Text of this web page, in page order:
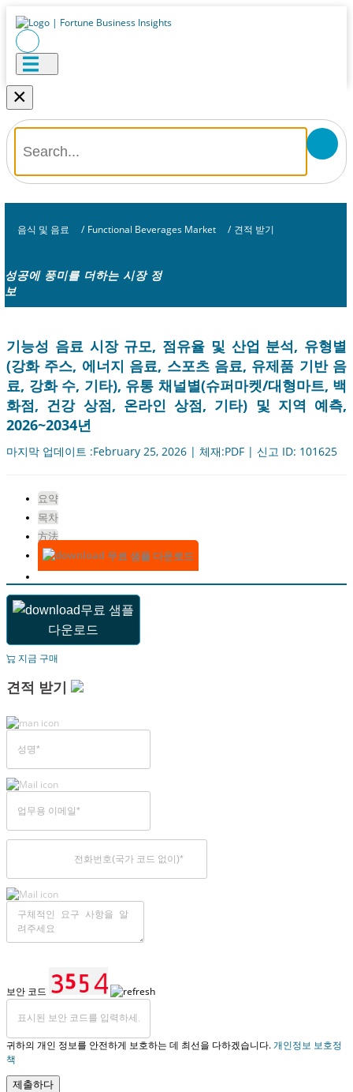
×
음식 및 음료 / Functional Beverages Market / 견적 받기
성공에 풍미를 더하는 시장 정
보
기능성 음료 시장 규모, 점유율 및 산업 분석, 유형별
(강화 주스, 에너지 음료, 스포츠 음료, 유제품 기반 음
료, 강화 수, 기타), 유통 채널별(슈퍼마켓/대형마트, 백
화점, 건강 상점, 온라인 상점, 기타) 및 지역 예측,
2026~2034년
마지막 업데이트 :February 25, 2026 | 체재:PDF | 신고 ID: 101625
요약
목차
方法
무료 샘플 다운로드
무료 샘플
다운로드
지금 구매
견적 받기
보안 코드
귀하의 개인 정보를 안전하게 보호하는 데 최선을 다하겠습니다.개인정보 보호정
책
제출하다